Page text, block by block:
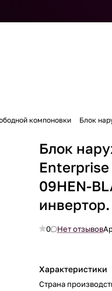
компоновки Блок
Блок
Enterprise
09HEN-
0 Нет отзывов
Характеристики
Страна